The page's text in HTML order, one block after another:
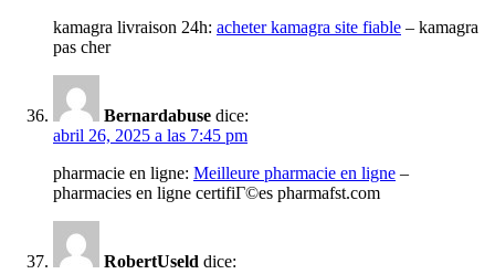
kamagra livraison 24h: acheter kamagra site fiable – kamagra
pas cher
Bernardabuse dice:
abril 26, 2025 a las 7:45 pm
pharmacie en ligne: Meilleure pharmacie en ligne –
pharmacies en ligne certifiГ©es pharmafst.com
RobertUseld dice: